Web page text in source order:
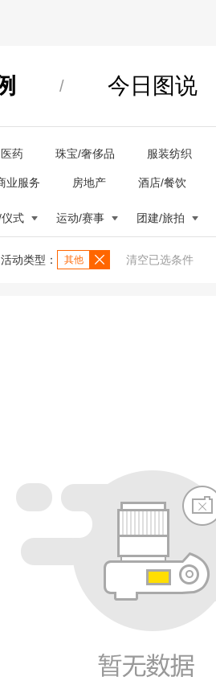
/ 今日图说
药 珠宝/奢侈品 服装纺织
业服务 房地产 酒店/餐饮
式 运动/赛事 团建/旅拍
活动类型： 其他 清空已选条件